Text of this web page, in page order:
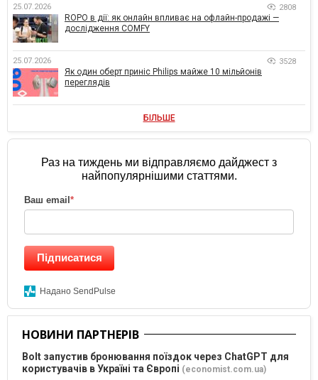
25.07.2026 2808
ROPO в дії: як онлайн впливає на офлайн-продажі —
дослідження COMFY
25.07.2026 3528
Як один оберт приніс Philips майже 10 мільйонів
переглядів
БІЛЬШЕ
Раз на тиждень ми відправляємо дайджест з
найпопулярнішими статтями.
Ваш email *
Підписатися
Надано SendPulse
НОВИНИ ПАРТНЕРІВ
Bolt запустив бронювання поїздок через ChatGPT для
користувачів в Україні та Європі (economist.com.ua)